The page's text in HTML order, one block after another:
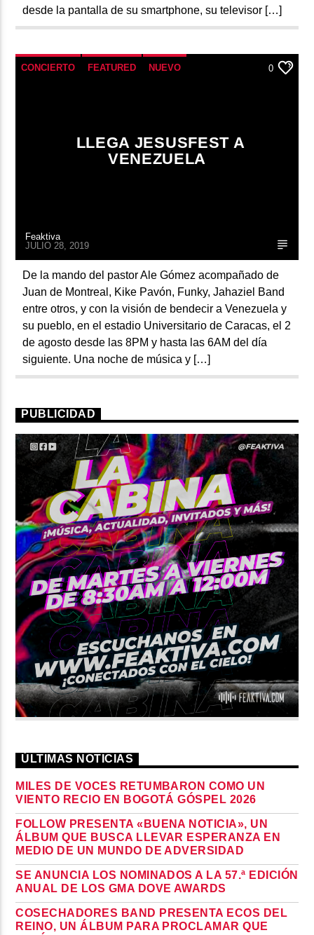
desde la pantalla de su smartphone, su televisor […]
CONCIERTO FEATURED NUEVO 0
LLEGA JESUSFEST A
VENEZUELA
Feaktiva
JULIO 28, 2019
De la mando del pastor Ale Gómez acompañado de
Juan de Montreal, Kike Pavón, Funky, Jahaziel Band
entre otros, y con la visión de bendecir a Venezuela y
su pueblo, en el estadio Universitario de Caracas, el 2
de agosto desde las 8PM y hasta las 6AM del día
siguiente. Una noche de música y […]
PUBLICIDAD
ÚLTIMAS NOTICIAS
MILES DE VOCES RETUMBARON COMO UN
VIENTO RECIO EN BOGOTÁ GÓSPEL 2026
FOLLOW PRESENTA «BUENA NOTICIA», UN
ÁLBUM QUE BUSCA LLEVAR ESPERANZA EN
MEDIO DE UN MUNDO DE ADVERSIDAD
SE ANUNCIA LOS NOMINADOS A LA 57.ª EDICIÓN
ANUAL DE LOS GMA DOVE AWARDS
COSECHADORES BAND PRESENTA ECOS DEL
REINO, UN ÁLBUM PARA PROCLAMAR QUE